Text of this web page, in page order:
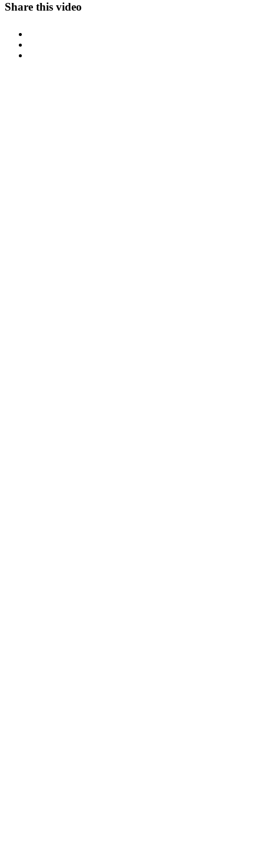
Share this video